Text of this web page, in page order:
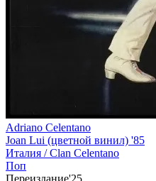
Adriano Celentano
Joan Lui (цветной винил) '85
Италия /Clan Celentano
Поп
Переиздание'25